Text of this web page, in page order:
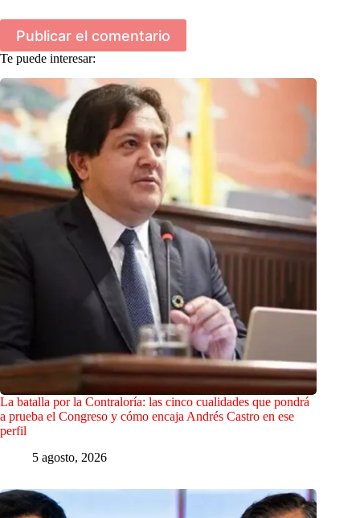
Publicar el comentario
Te puede interesar:
La batalla por la Contraloría: las cinco cualidades que pondrá
a prueba el Congreso y cómo encaja Andrés Castro en ese
perfil
5 agosto, 2026